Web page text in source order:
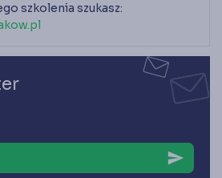
szkolenia szukasz:
send